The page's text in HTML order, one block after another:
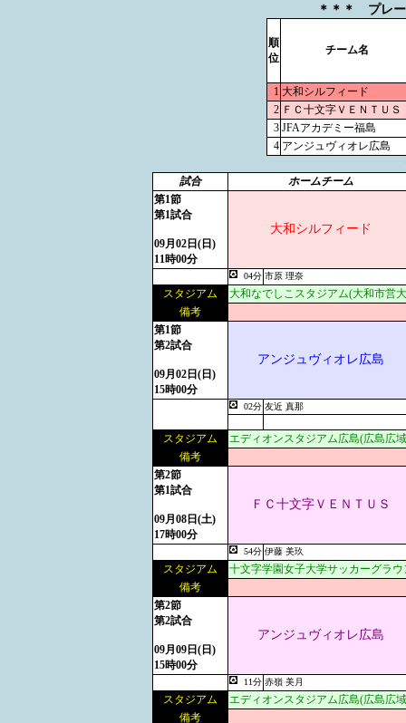
＊＊＊ プレ
順
位
チーム名
1 大和シルフィード
2 ＦＣ十文字ＶＥＮＴＵＳ
3 JFAアカデミー福島
4 アンジュヴィオレ広島
試合
ホームチーム
第1節
第1試合
09月02日(日)
11時00分
大和シルフィード
04分 市原 理奈
スタジアム
大和なでしこスタジアム(大和市営
備考
第1節
第2試合
09月02日(日)
15時00分
アンジュヴィオレ広島
02分 友近 真那
スタジアム
エディオンスタジアム広島(広島広
備考
第2節
第1試合
09月08日(土)
17時00分
ＦＣ十文字ＶＥＮＴＵＳ
54分 伊藤 美玖
スタジアム
十文字学園女子大学サッカーグラウ
備考
第2節
第2試合
09月09日(日)
15時00分
アンジュヴィオレ広島
11分 赤嶺 美月
スタジアム
エディオンスタジアム広島(広島広
備考